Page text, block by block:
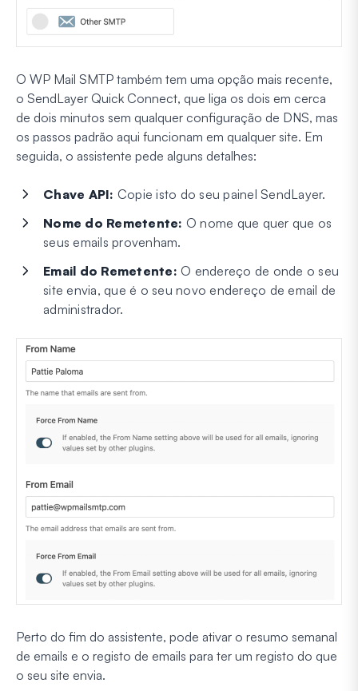
O WP Mail SMTP também tem uma opção mais recente,
o SendLayer Quick Connect, que liga os dois em cerca
de dois minutos sem qualquer configuração de DNS, mas
os passos padrão aqui funcionam em qualquer site. Em
seguida, o assistente pede alguns detalhes:
Chave API: Copie isto do seu painel SendLayer.
Nome do Remetente: O nome que quer que os
seus emails provenham.
Email do Remetente: O endereço de onde o seu
site envia, que é o seu novo endereço de email de
administrador.
Perto do fim do assistente, pode ativar o resumo semanal
de emails e o registo de emails para ter um registo do que
o seu site envia.